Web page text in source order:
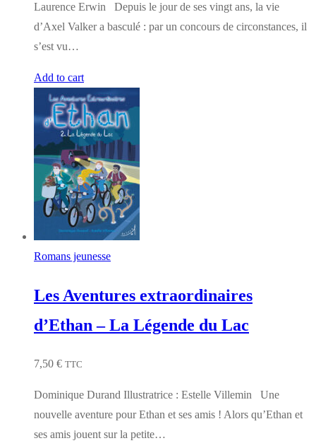
Laurence Erwin Depuis le jour de ses vingt ans, la vie
d’Axel Valker a basculé : par un concours de circonstances, il
s’est vu…
Add to cart
Romans jeunesse
Les Aventures extraordinaires
d’Ethan – La Légende du Lac
7,50 € TTC
Dominique Durand Illustratrice : Estelle Villemin Une
nouvelle aventure pour Ethan et ses amis ! Alors qu’Ethan et
ses amis jouent sur la petite…